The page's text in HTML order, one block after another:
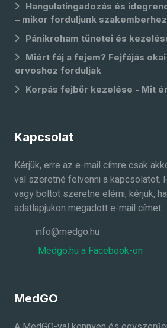
Hangulatingadozás és
– mikor forduljunk
Pánikroham tünetei és
Miért fáj a fejem? Fejfájás
orvoshoz forduljak
Korpás fejbőr kezelése - Mit
Kapcsolat
Kérjük, erre az e-mail címre csak
val szeretné felvenni a kapcsolatot.
vagy boltot szeretne elérni, kérjük,
adatlapjukon megadott e-mail címet.
info@medgo.hu
Medgo.hu a Facebook-on
MedGO